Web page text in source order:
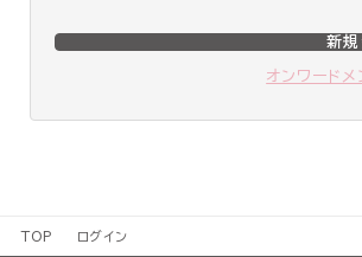
新
オンワード
TOP ログイン